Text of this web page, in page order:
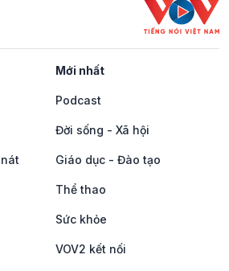
Mới nhất
Podcast
Đời sống - Xã hội
Giáo dục - Đào tạo
Thể thao
Sức khỏe
VOV2 kết nối